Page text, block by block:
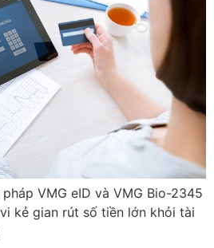
VMG eID và VMG Bio-2345
kẻ gian rút số tiền lớn khỏi tài